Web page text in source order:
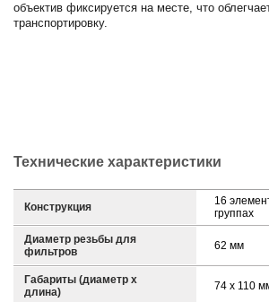
объектив фиксируется на месте, что
транспортировку.
Технические характеристики
Конструкция
16
группах
Диаметр резьбы для
фильтров
62 мм
Габариты (диаметр х
длина)
74 x 110